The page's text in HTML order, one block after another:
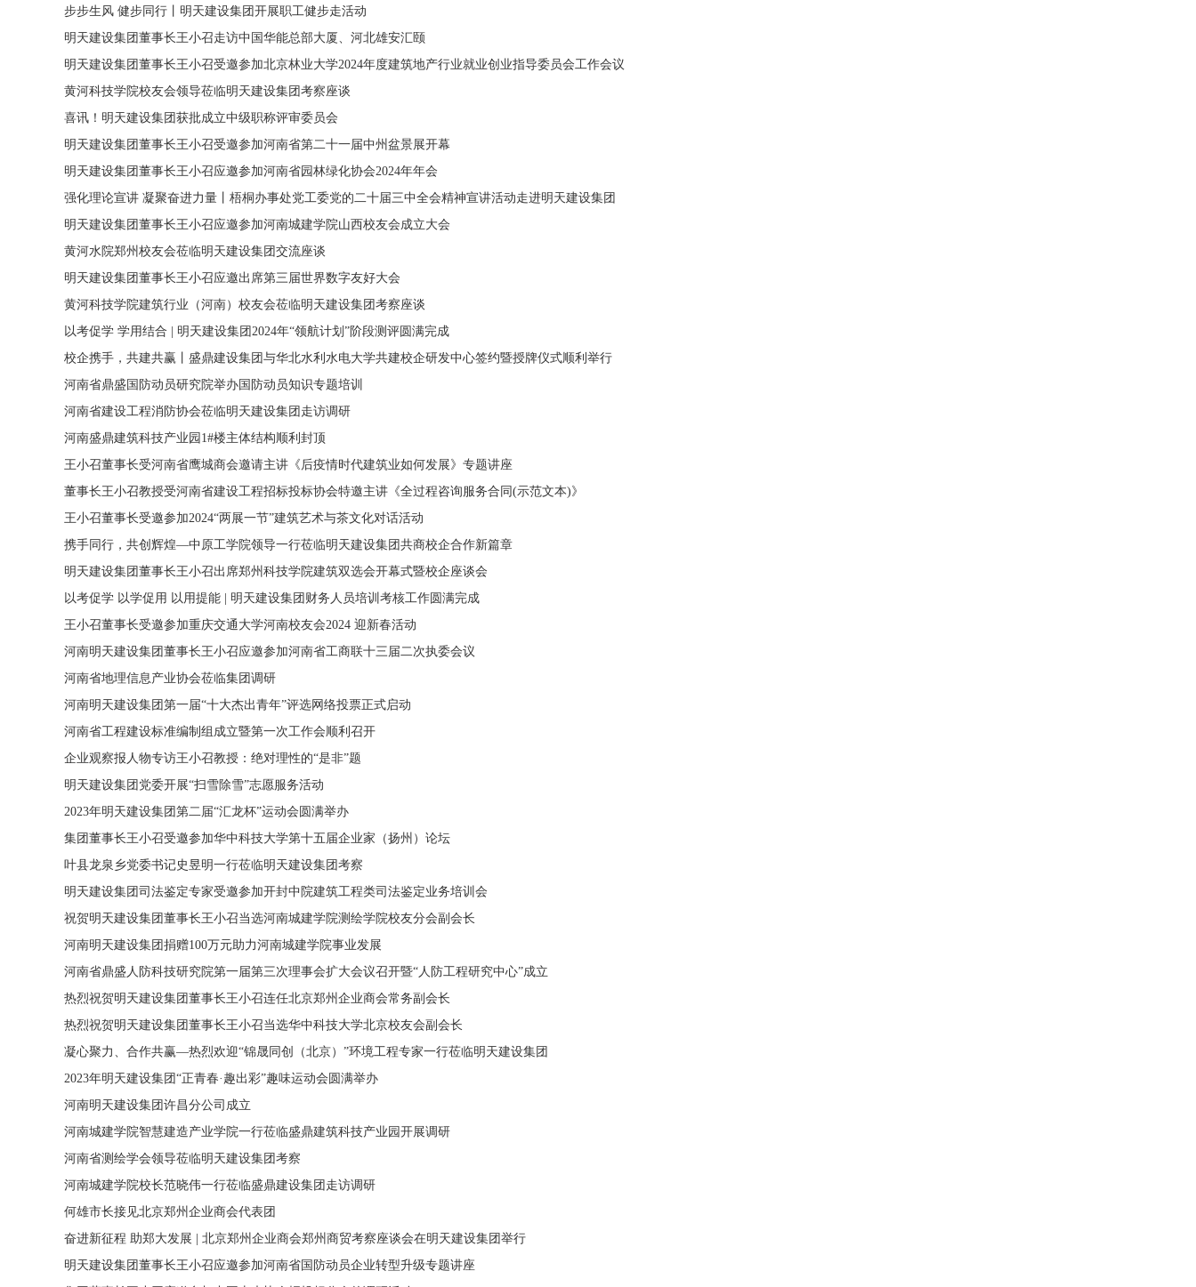
步步生风 健步同行丨明天建设集团开展职工健步走活动
明天建设集团董事长王小召走访中国华能总部大厦、河北雄安汇颐
明天建设集团董事长王小召受邀参加北京林业大学2024年度建筑地产行业就业创业指导委员会工作会议
黄河科技学院校友会领导莅临明天建设集团考察座谈
喜讯！明天建设集团获批成立中级职称评审委员会
明天建设集团董事长王小召受邀参加河南省第二十一届中州盆景展开幕
明天建设集团董事长王小召应邀参加河南省园林绿化协会2024年年会
强化理论宣讲 凝聚奋进力量丨梧桐办事处党工委党的二十届三中全会精神宣讲活动走进明天建设集团
明天建设集团董事长王小召应邀参加河南城建学院山西校友会成立大会
黄河水院郑州校友会莅临明天建设集团交流座谈
明天建设集团董事长王小召应邀出席第三届世界数字友好大会
黄河科技学院建筑行业（河南）校友会莅临明天建设集团考察座谈
以考促学 学用结合 | 明天建设集团2024年“领航计划”阶段测评圆满完成
校企携手，共建共赢丨盛鼎建设集团与华北水利水电大学共建校企研发中心签约暨授牌仪式顺利举行
河南省鼎盛国防动员研究院举办国防动员知识专题培训
河南省建设工程消防协会莅临明天建设集团走访调研
河南盛鼎建筑科技产业园1#楼主体结构顺利封顶
王小召董事长受河南省鹰城商会邀请主讲《后疫情时代建筑业如何发展》专题讲座
董事长王小召教授受河南省建设工程招标投标协会特邀主讲《全过程咨询服务合同(示范文本)》
王小召董事长受邀参加2024“两展一节”建筑艺术与茶文化对话活动
携手同行，共创辉煌—中原工学院领导一行莅临明天建设集团共商校企合作新篇章
明天建设集团董事长王小召出席郑州科技学院建筑双选会开幕式暨校企座谈会
以考促学 以学促用 以用提能 | 明天建设集团财务人员培训考核工作圆满完成
王小召董事长受邀参加重庆交通大学河南校友会2024 迎新春活动
河南明天建设集团董事长王小召应邀参加河南省工商联十三届二次执委会议
河南省地理信息产业协会莅临集团调研
河南明天建设集团第一届“十大杰出青年”评选网络投票正式启动
河南省工程建设标准编制组成立暨第一次工作会顺利召开
企业观察报人物专访王小召教授：绝对理性的“是非”题
明天建设集团党委开展“扫雪除雪”志愿服务活动
2023年明天建设集团第二届“汇龙杯”运动会圆满举办
集团董事长王小召受邀参加华中科技大学第十五届企业家（扬州）论坛
叶县龙泉乡党委书记史昱明一行莅临明天建设集团考察
明天建设集团司法鉴定专家受邀参加开封中院建筑工程类司法鉴定业务培训会
祝贺明天建设集团董事长王小召当选河南城建学院测绘学院校友分会副会长
河南明天建设集团捐赠100万元助力河南城建学院事业发展
河南省鼎盛人防科技研究院第一届第三次理事会扩大会议召开暨“人防工程研究中心”成立
热烈祝贺明天建设集团董事长王小召连任北京郑州企业商会常务副会长
热烈祝贺明天建设集团董事长王小召当选华中科技大学北京校友会副会长
凝心聚力、合作共赢—热烈欢迎“锦晟同创（北京）”环境工程专家一行莅临明天建设集团
2023年明天建设集团“正青春·趣出彩”趣味运动会圆满举办
河南明天建设集团许昌分公司成立
河南城建学院智慧建造产业学院一行莅临盛鼎建筑科技产业园开展调研
河南省测绘学会领导莅临明天建设集团考察
河南城建学院校长范晓伟一行莅临盛鼎建设集团走访调研
何雄市长接见北京郑州企业商会代表团
奋进新征程 助郑大发展 | 北京郑州企业商会郑州商贸考察座谈会在明天建设集团举行
明天建设集团董事长王小召应邀参加河南省国防动员企业转型升级专题讲座